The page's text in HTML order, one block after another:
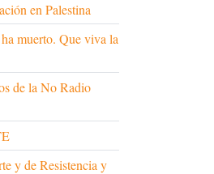
en Palestina
muerto. Que viva la
de la No Radio
y de Resistencia y